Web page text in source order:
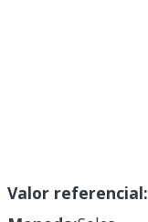
Valor referencial: